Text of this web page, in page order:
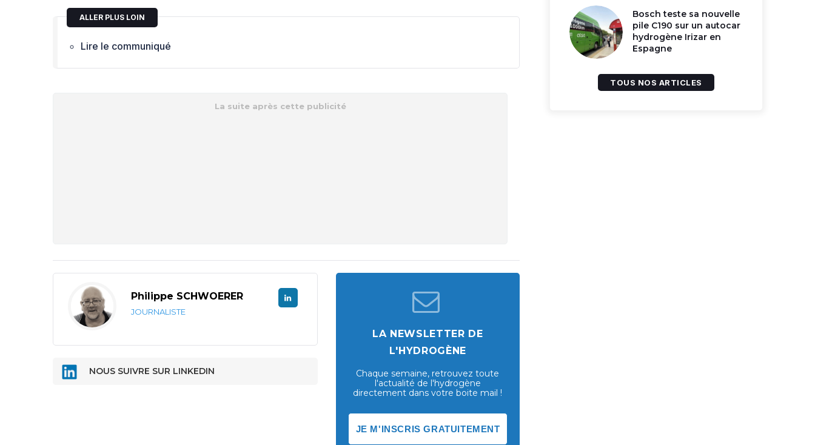
ALLER PLUS LOIN
Lire le communiqué
Philippe SCHWOERER
JOURNALISTE
NOUS SUIVRE SUR LINKEDIN
LA NEWSLETTER DE
L'HYDROGÈNE
Chaque semaine, retrouvez toute
l'actualité de l'hydrogène
directement dans votre boite mail !
JE M'INSCRIS GRATUITEMENT
Bosch teste sa nouvelle
pile C190 sur un autocar
hydrogène Irizar en
Espagne
TOUS NOS ARTICLES